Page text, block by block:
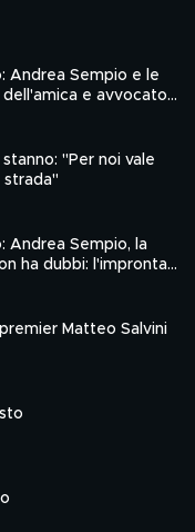
Andrea Sempio e le
e avvocato
stanno: "Per noi vale
strada"
Sempio, la
ha dubbi: l'impronta
Matteo Salvini